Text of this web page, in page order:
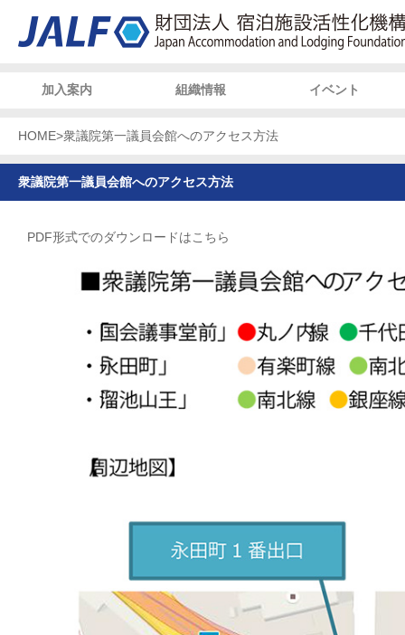
加入案内 組織情報 イベント
HOME>衆議院第一議員会館へのアクセス方法
衆議院第一議員会館へのアクセス方法
PDF形式でのダウンロードはこちら